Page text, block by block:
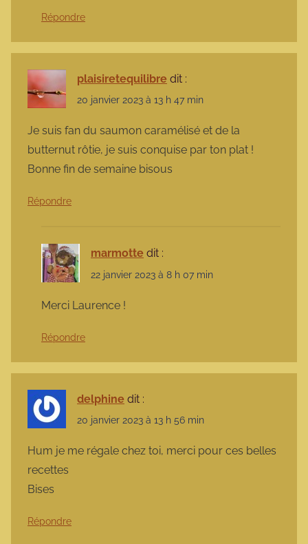
Répondre
plaisiretequilibre dit :
20 janvier 2023 à 13 h 47 min
Je suis fan du saumon caramélisé et de la
butternut rôtie, je suis conquise par ton plat !
Bonne fin de semaine bisous
Répondre
marmotte dit :
22 janvier 2023 à 8 h 07 min
Merci Laurence !
Répondre
delphine dit :
20 janvier 2023 à 13 h 56 min
Hum je me régale chez toi, merci pour ces belles
recettes
Bises
Répondre